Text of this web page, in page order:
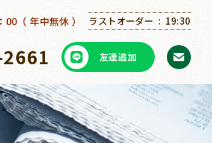
（ 年中無休 ） ラストオーダー 19:30
友達追加